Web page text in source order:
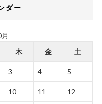
ダー
木 金 土
3 4 5
10 11 12